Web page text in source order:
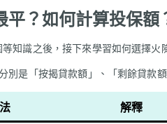
平？如何計算投保額
知識之後，接下來學習如何選擇火
別是「按揭貸款額」、「剩餘貸款
解釋